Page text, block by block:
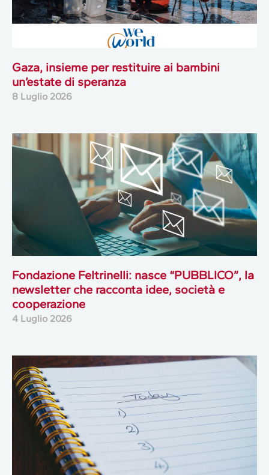
Gaza, insieme per restituire ai bambini
un’estate di speranza
8 Luglio 2026
Fondazione Feltrinelli: nasce “PUBBLICO”, la
newsletter che racconta idee, società e
cooperazione
4 Luglio 2026